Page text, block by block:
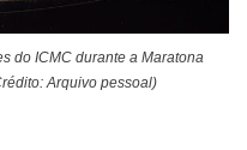
do ICMC durante a Maratona
Arquivo pessoal)